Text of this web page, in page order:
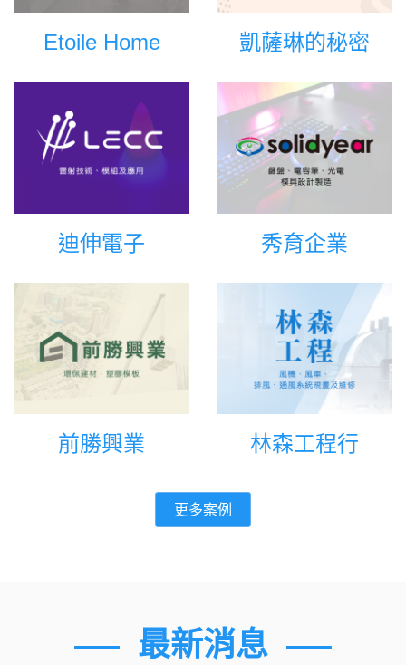
Etoile Home 凱薩琳的秘密
迪伸電子 秀育企業
前勝興業 林森工程行
更多案例
最新消息